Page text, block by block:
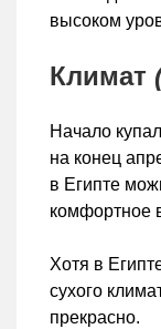
высоком
Климат
Начало
на конец
в Египте
комфортное
Хотя в
сухого
прекрасно.